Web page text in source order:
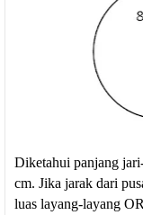
Diketahui panjang
cm. Jika jarak dari
luas layang-layang